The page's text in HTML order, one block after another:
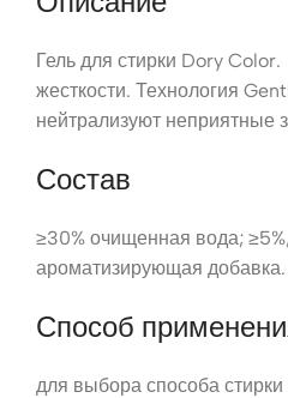
Гель для стирки Dory
жесткости. Технология
нейтрализуют неприятные
Состав
≥30% очищенная вода;
ароматизирующая добавка.
Способ
для выбора способа